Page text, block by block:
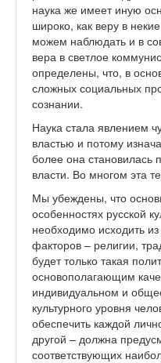
наука же имеет иную
широко, как веру в
можем наблюдать и в
вера в светлое
определены, что, в
сложных социальных
сознании.
Наука стала явлением
властью и потому
более она становилась
власти. Во многом эта
Мы убеждены, что
особенностях русской
необходимо исходить
факторов – религии,
будет только такая
основополагающим
индивидуальном и
культурного уровня
обеспечить каждой
другой – должна
соответствующих